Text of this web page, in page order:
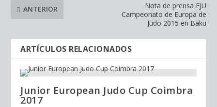
ANTERIOR
Nota de prensa EJU
Campeonato de Europa de
Judo 2015 en Baku
ARTÍCULOS RELACIONADOS
Junior European Judo Cup Coimbra
2017